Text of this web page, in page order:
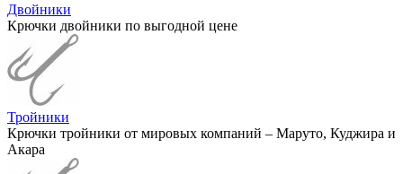
Двойники
Крючки двойники по выгодной цене
Тройники
Крючки тройники от мировых компаний – Маруто, Куджира и
Акара